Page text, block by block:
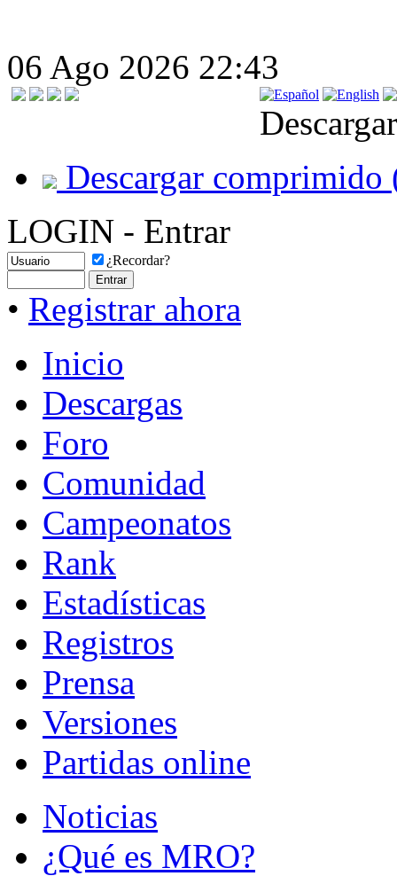
06 Ago 2026 22:43
Descargar comprimido
LOGIN - Entrar
¿Recordar?
• Registrar ahora
Inicio
Descargas
Foro
Comunidad
Campeonatos
Rank
Estadísticas
Registros
Prensa
Versiones
Partidas online
Noticias
¿Qué es MRO?